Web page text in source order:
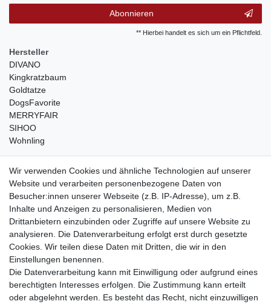
Abonnieren
** Hierbei handelt es sich um ein Pflichtfeld.
Hersteller
DIVANO
Kingkratzbaum
Goldtatze
DogsFavorite
MERRYFAIR
SIHOO
Wohnling
weitere Shops
traumlampen- Lampen und Kronleuchter
kinderwagencenter- Exklusive und günstige Kinderwagen
gastrogeraete24- alles für Gastronomie und Imbiss
soziale Medien
Facebook
sicher einkaufen
Wir verwenden Cookies und ähnliche Technologien auf unserer
Website und verarbeiten personenbezogene Daten von
Besucher:innen unserer Webseite (z.B. IP-Adresse), um z.B.
Inhalte und Anzeigen zu personalisieren, Medien von
Drittanbietern einzubinden oder Zugriffe auf unsere Website zu
analysieren. Die Datenverarbeitung erfolgt erst durch gesetzte
Cookies. Wir teilen diese Daten mit Dritten, die wir in den
Einstellungen benennen.
Die Datenverarbeitung kann mit Einwilligung oder aufgrund eines
berechtigten Interesses erfolgen. Die Zustimmung kann erteilt
oder abgelehnt werden. Es besteht das Recht, nicht einzuwilligen